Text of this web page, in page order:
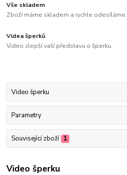
Vše skladem
Zboží máme skladem a rychle odesíláme.
Videa šperků
Video zlepší vaší představu o šperku.
Video šperku
Parametry
Související zboží 1
Video šperku